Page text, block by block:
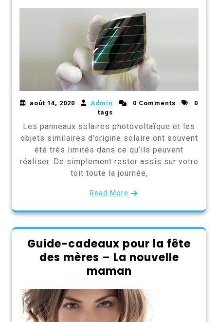
août 14, 2020 Admin 0 Comments
0
tags
Les panneaux solaires photovoltaïque et les
objets similaires d’origine solaire ont souvent
été très limités dans ce qu’ils peuvent
réaliser. De simplement rester assis sur votre
toit toute la journée,
Read More
Guide-cadeaux pour la fête
des mères – La nouvelle
maman